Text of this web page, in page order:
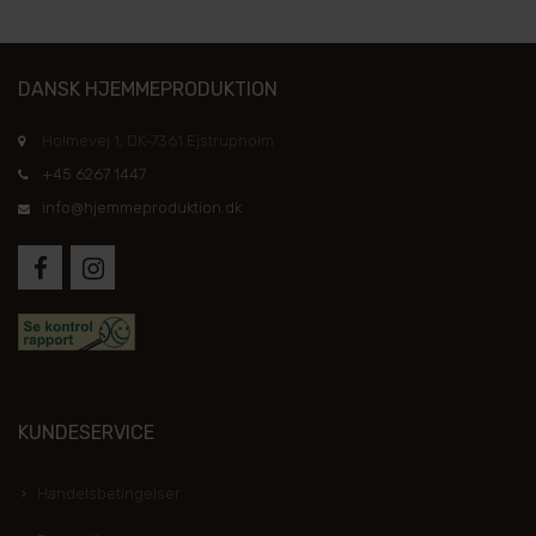
DANSK HJEMMEPRODUKTION
Holmevej 1, DK-7361 Ejstrupholm
+45 6267 1447
info@hjemmeproduktion.dk
KUNDESERVICE
Handelsbetingelser